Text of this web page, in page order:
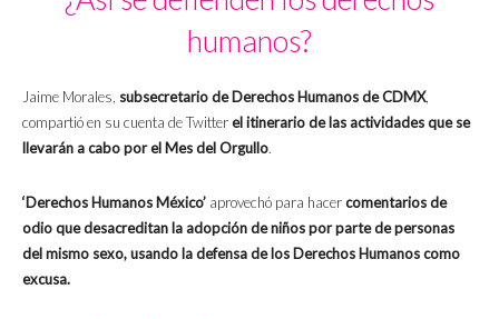
humanos?
Jaime Morales, subsecretario de Derechos Humanos de CDMX,
compartió en su cuenta de Twitterel itinerario de las actividades que se
llevarán a cabo por el Mes del Orgullo.
‘Derechos Humanos México’ aprovechó para hacercomentarios de
odio que desacreditan la adopción de niños por parte de personas
del mismo sexo, usando la defensa de los Derechos Humanos como
excusa.